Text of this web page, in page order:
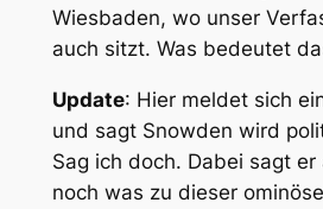
Wiesbaden, wo unser
auch sitzt. Was bedeutet
Update: Hier meldet sich
und sagt Snowden wird
Sag ich doch. Dabei sagt
noch was zu dieser